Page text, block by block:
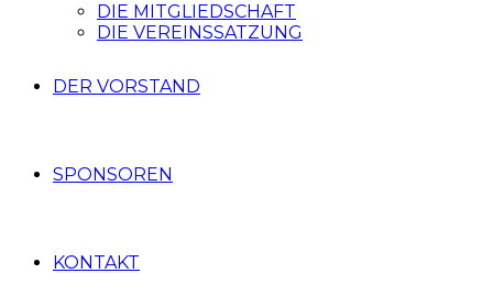
DIE MITGLIEDSCHAFT
DIE VEREINSSATZUNG
DER VORSTAND
SPONSOREN
KONTAKT